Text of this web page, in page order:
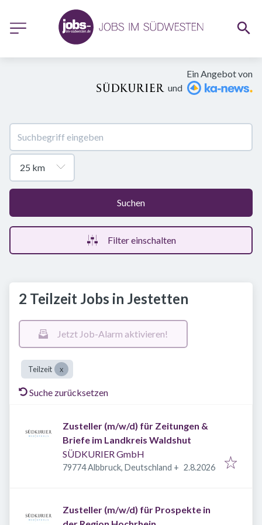
Ein Angebot von
und
Suchen
Filter einschalten
2 Teilzeit Jobs in Jestetten
Jetzt Job-Alarm aktivieren!
Teilzeit
Suche zurücksetzen
Zusteller (m/w/d) für Zeitungen &
Briefe im Landkreis Waldshut
SÜDKURIER GmbH
79774 Albbruck, Deutschland + Veröffentlicht
2.8.2026
Zusteller (m/w/d) für Prospekte in